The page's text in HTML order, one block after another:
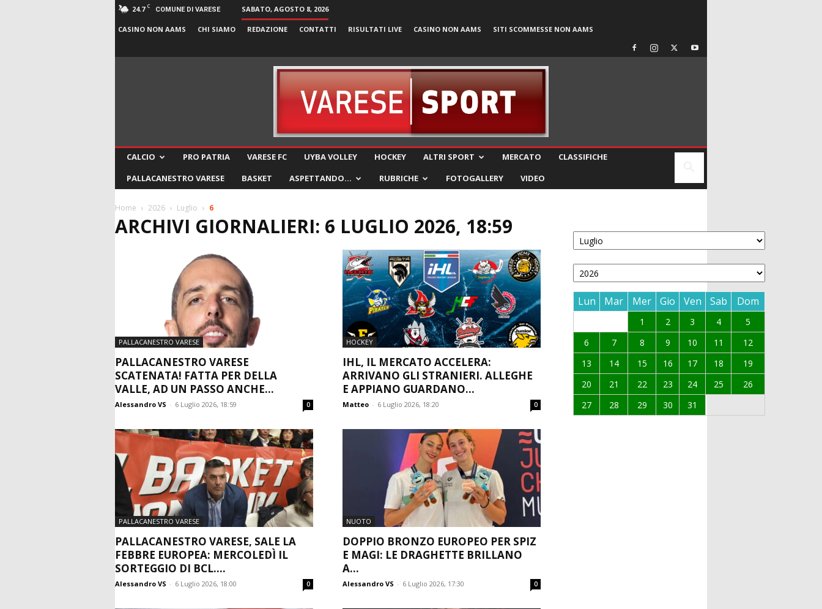
24.7 C COMUNE DI VARESE SABATO, AGOSTO 8, 2026
CASINO NON AAMS CHI SIAMO REDAZIONE CONTATTI RISULTATI LIVE CASINO NON AAMS SITI SCOMMESSE NON AAMS
CALCIO PRO PATRIA VARESE FC UYBA VOLLEY HOCKEY ALTRI SPORT MERCATO
CLASSIFICHE
PALLACANESTRO VARESE
BASKET ASPETTANDO… RUBRICHE FOTOGALLERY VIDEO
Home 2026 Luglio 6
ARCHIVI GIORNALIERI: 6 LUGLIO 2026, 18:59
PALLACANESTRO VARESE
PALLACANESTRO VARESE
SCATENATA! FATTA PER DELLA
VALLE, AD UN PASSO ANCHE...
Alessandro VS - 6 Luglio 2026, 18:59 0
HOCKEY
IHL, IL MERCATO ACCELERA:
ARRIVANO GLI STRANIERI. ALLEGHE
E APPIANO GUARDANO...
Matteo - 6 Luglio 2026, 18:20 0
PALLACANESTRO VARESE
PALLACANESTRO VARESE, SALE LA
FEBBRE EUROPEA: MERCOLEDÌ IL
SORTEGGIO DI BCL....
Alessandro VS - 6 Luglio 2026, 18:00 0
NUOTO
DOPPIO BRONZO EUROPEO PER SPIZ
E MAGI: LE DRAGHETTE BRILLANO
A...
Alessandro VS - 6 Luglio 2026, 17:30 0
Lun Mar Mer Gio Ven Sab Dom
1 2 3 4
5
6
7 8 9 10 11
12
13
14 15 16 17 18
19
20
21 22 23 24 25
26
27
28 29 30 31